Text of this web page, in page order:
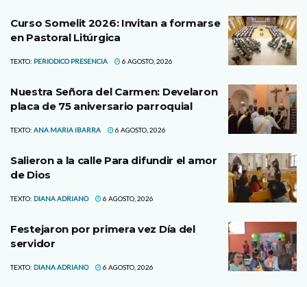
Curso Somelit 2026: Invitan a formarse
en Pastoral Litúrgica
TEXTO: PERIODICO PRESENCIA 6 AGOSTO, 2026
Nuestra Señora del Carmen: Develaron
placa de 75 aniversario parroquial
TEXTO: ANA MARIA IBARRA 6 AGOSTO, 2026
Salieron a la calle Para difundir el amor
de Dios
TEXTO: DIANA ADRIANO 6 AGOSTO, 2026
Festejaron por primera vez Día del
servidor
TEXTO: DIANA ADRIANO 6 AGOSTO, 2026